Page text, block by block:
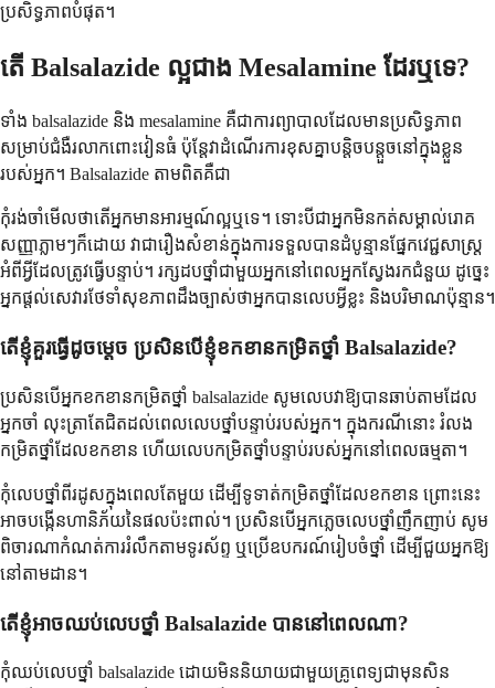
ប្រសិទ្ធភាពបំផុត។
តើ Balsalazide ល្អជាង Mesalamine ដែរឬទេ?
ទាំង balsalazide និង mesalamine គឺជាការព្យាបាលដែលមានប្រសិទ្ធភាព
សម្រាប់ជំងឺរលាកពោះវៀនធំ ប៉ុន្តែវាដំណើរការខុសគ្នាបន្តិចបន្តួចនៅក្នុងខ្លួន
របស់អ្នក។ Balsalazide តាមពិតគឺជា
កុំរង់ចាំមើលថាតើអ្នកមានអារម្មណ៍ល្អឬទេ។ ទោះបីជាអ្នកមិនកត់សម្គាល់រោគ
សញ្ញាភ្លាមៗក៏ដោយ វាជារឿងសំខាន់ក្នុងការទទួលបានដំបូន្មានផ្នែកវេជ្ជសាស្ត្រ
អំពីអ្វីដែលត្រូវធ្វើបន្ទាប់។ រក្សដបថ្នាំជាមួយអ្នកនៅពេលអ្នកស្វែងរកជំនួយ ដូច្នេះ
អ្នកផ្តល់សេវារថែទាំសុខភាពដឹងច្បាស់ថាអ្នកបានលេបអ្វីខ្លះ និងបរិមាណប៉ុន្មាន។
តើខ្ញុំគួរធ្វើដូចម្តេច ប្រសិនបើខ្ញុំខកខានកម្រិតថ្នាំ Balsalazide?
ប្រសិនបើអ្នកខកខានកម្រិតថ្នាំ balsalazide សូមលេបវាឱ្យបានឆាប់តាមដែល
អ្នកចាំ លុះត្រាតែជិតដល់ពេលលេបថ្នាំបន្ទាប់របស់អ្នក។ ក្នុងករណីនោះ រំលង
កម្រិតថ្នាំដែលខកខាន ហើយលេបកម្រិតថ្នាំបន្ទាប់របស់អ្នកនៅពេលធម្មតា។
កុំលេបថ្នាំពីរដូសក្នុងពេលតែមួយ ដើម្បីទូទាត់កម្រិតថ្នាំដែលខកខាន ព្រោះនេះ
អាចបង្កើនហានិភ័យនៃផលប៉ះពាល់។ ប្រសិនបើអ្នកភ្លេចលេបថ្នាំញឹកញាប់ សូម
ពិចារណាកំណត់ការរំលឹកតាមទូរស័ព្ទ ឬប្រើឧបករណ៍រៀបចំថ្នាំ ដើម្បីជួយអ្នកឱ្យ
នៅតាមដាន។
តើខ្ញុំអាចឈប់លេបថ្នាំ Balsalazide បាននៅពេលណា?
កុំឈប់លេបថ្នាំ balsalazide ដោយមិននិយាយជាមួយគ្រូពេទ្យជាមុនសិន